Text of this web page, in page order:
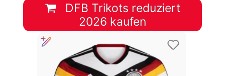
DFB Trikots reduziert
2026 kaufen